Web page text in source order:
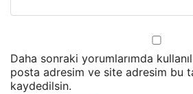
Daha sonraki yorumlarımda
posta adresim ve site adresim bu
kaydedilsin.